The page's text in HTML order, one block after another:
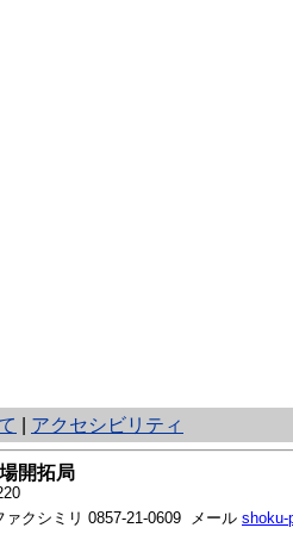
アクセシビリティ
開拓局
ァクシミリ 0857-21-0609 メール shoku-